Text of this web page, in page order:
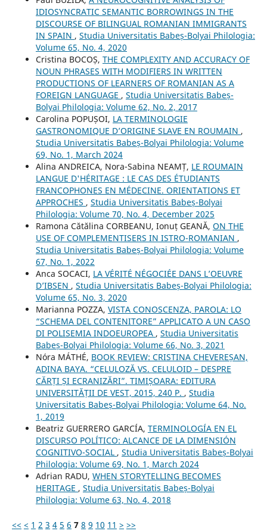
IDIOSYNCRATIC SEMANTIC BORROWINGS IN THE
DISCOURSE OF BILINGUAL ROMANIAN IMMIGRANTS
IN SPAIN , Studia Universitatis Babeș-Bolyai Philologia:
Volume 65, No. 4, 2020
Cristina BOCOȘ, THE COMPLEXITY AND ACCURACY OF
NOUN PHRASES WITH MODIFIERS IN WRITTEN
PRODUCTIONS OF LEARNERS OF ROMANIAN AS A
FOREIGN LANGUAGE , Studia Universitatis Babeș-
Bolyai Philologia: Volume 62, No. 2, 2017
Carolina POPUȘOI, LA TERMINOLOGIE
GASTRONOMIQUE D’ORIGINE SLAVE EN ROUMAIN ,
Studia Universitatis Babeș-Bolyai Philologia: Volume
69, No. 1, March 2024
Alina ANDREICA, Nora-Sabina NEAMȚ, LE ROUMAIN
LANGUE D'HÉRITAGE : LE CAS DES ÉTUDIANTS
FRANCOPHONES EN MÉDECINE. ORIENTATIONS ET
APPROCHES , Studia Universitatis Babeș-Bolyai
Philologia: Volume 70, No. 4, December 2025
Ramona Cătălina CORBEANU, Ionuț GEANĂ, ON THE
USE OF COMPLEMENTISERS IN ISTRO-ROMANIAN ,
Studia Universitatis Babeș-Bolyai Philologia: Volume
67, No. 1, 2022
Anca SOCACI, LA VÉRITÉ NÉGOCIÉE DANS L’OEUVRE
D’IBSEN , Studia Universitatis Babeș-Bolyai Philologia:
Volume 65, No. 3, 2020
Marianna POZZA, VISTA CONOSCENZA, PAROLA: LO
“SCHEMA DEL CONTENITORE” APPLICATO A UN CASO
DI POLISEMIA INDOEUROPEA , Studia Universitatis
Babeș-Bolyai Philologia: Volume 66, No. 3, 2021
Nóra MÁTHÉ, BOOK REVIEW: CRISTINA CHEVEREȘAN,
ADINA BAYA. “CELULOZĂ VS. CELULOID – DESPRE
CĂRȚI ȘI ECRANIZĂRI”. TIMIȘOARA: EDITURA
UNIVERSITĂȚII DE VEST, 2015, 240 P. , Studia
Universitatis Babeș-Bolyai Philologia: Volume 64, No.
1, 2019
Beatriz GUERRERO GARCÍA, TERMINOLOGÍA EN EL
DISCURSO POLÍTICO: ALCANCE DE LA DIMENSIÓN
COGNITIVO-SOCIAL , Studia Universitatis Babeș-Bolyai
Philologia: Volume 69, No. 1, March 2024
Adrian RADU, WHEN STORYTELLING BECOMES
HERITAGE , Studia Universitatis Babeș-Bolyai
Philologia: Volume 63, No. 4, 2018
<< < 1 2 3 4 5 6 7 8 9 10 11 > >>